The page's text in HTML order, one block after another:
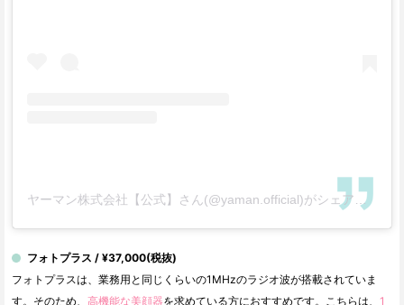
ヤーマン株式会社【公式】さん(@yaman.official)がシェアした投稿
フォトプラス / ¥37,000(税抜)
フォトプラスは、業務用と同じくらいの1MHzのラジオ波が搭載されていま
す。そのため、 高機能な美顔器を求めている方におすすめです。こちらは、 1